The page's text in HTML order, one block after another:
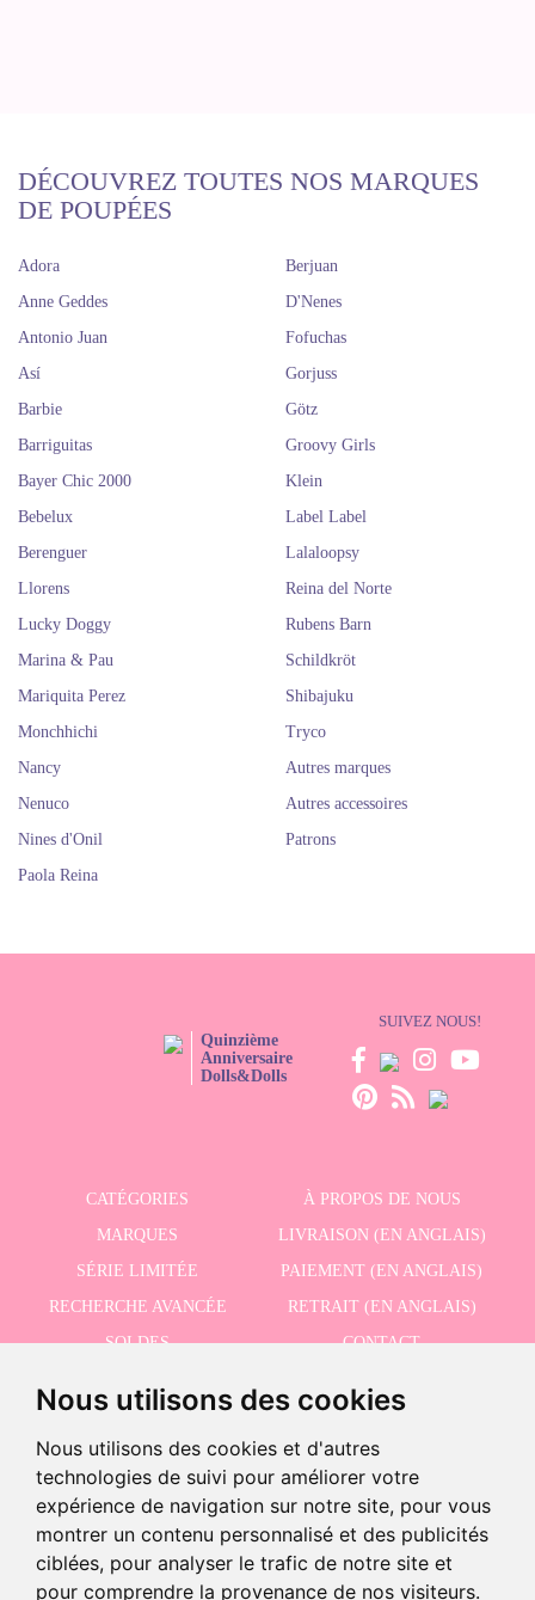
Nous utilisons des cookies
Nous utilisons des cookies et d'autres
technologies de suivi pour améliorer votre
expérience de navigation sur notre site, pour vous
montrer un contenu personnalisé et des publicités
ciblées, pour analyser le trafic de notre site et
pour comprendre la provenance de nos visiteurs.
DÉCOUVREZ TOUTES NOS MARQUES
DE POUPÉES
Adora
Anne Geddes
Antonio Juan
Así
Barbie
Barriguitas
Bayer Chic 2000
Bebelux
Berenguer
Berjuan
D'Nenes
Fofuchas
Gorjuss
Götz
Groovy Girls
Klein
Label Label
Lalaloopsy
Llorens
Lucky Doggy
Marina & Pau
Mariquita Perez
Monchhichi
Nancy
Nenuco
Nines d'Onil
Paola Reina
Reina del Norte
Rubens Barn
Schildkröt
Shibajuku
Tryco
Autres marques
Autres accessoires
Patrons
Quinzième
Anniversaire
Dolls&Dolls
SUIVEZ NOUS!
CATÉGORIES
À PROPOS DE NOUS
MARQUES
LIVRAISON (EN ANGLAIS)
SÉRIE LIMITÉE
PAIEMENT (EN ANGLAIS)
RECHERCHE AVANCÉE
RETRAIT (EN ANGLAIS)
SOLDES
CONTACT
J'accepte la politique de confidentialité